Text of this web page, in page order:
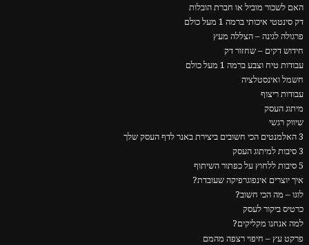
האם לשכור מוביל או חברת הובלות
דק סינטטי איכותי ברמה 1 מעל כולם
פרגולה לגינה – הצללה מעץ
חידוש דקים – שחזור דק
עבודות טיח וצבע ברמה 1 מעל כולם
חשמל ואינסטלציה
עבודות ריצוף
מיתוג העסק
שיווק רגשי
3 האלמנטים הכי חשובים ביצירת באנר לדף העסק שלך
3 סיבות למיתוג העסק
5 סיבות ללחוץ על כפתור השיתוף
איך יוצרים אינפוגרפיקה שעובדת?
לוגו – מה הכי חשוב?
כרטיס ביקור לעסק
למה אנחנו מקליקים?
פרקט עץ – חיפוי רצפה מהמם